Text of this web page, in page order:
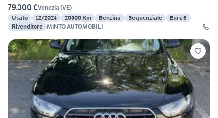
79.000 €Venezia (VE)
Usato
12/2024 20000 Km Benzina Sequenziale
Euro 6
Rivenditore MINTO AUTOMOBILI